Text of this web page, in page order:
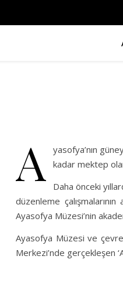
A
yasofya’nın
kadar mektep
Daha önceki
düzenleme
Ayasofya Müzesi’nin
Ayasofya Müzesi ve
Merkezi’nde gerçekleşen